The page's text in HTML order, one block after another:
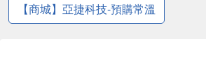
【商城】亞捷科技-預購常溫